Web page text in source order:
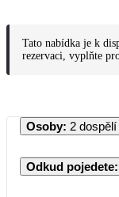
Tato nabídka je k
rezervaci, vyplňte
Osoby: 2 dospělí
Odkud pojedete: